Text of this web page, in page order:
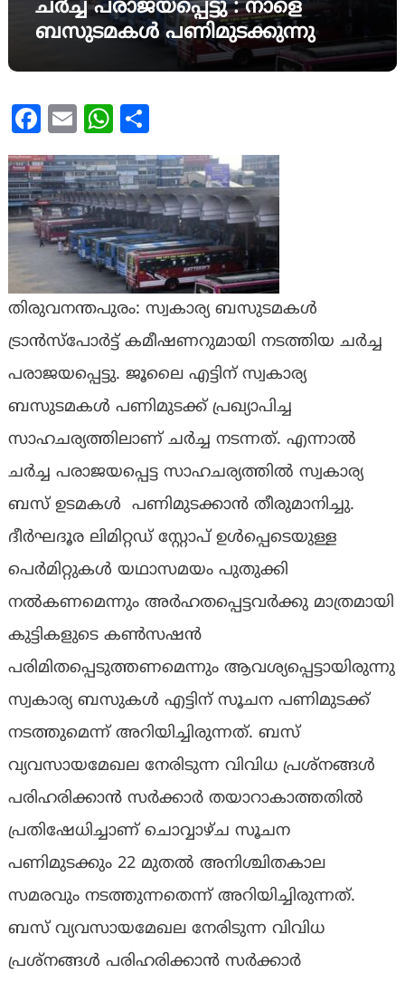
ചർച്ച പരാജയപ്പെട്ടു : നാളെ
ബസുടമകൾ പണിമുടക്കുന്നു
Facebook
Email WhatsApp
തിരുവനന്തപുരം: സ്വകാര്യ ബസുടമകൾ
ട്രാൻസ്പോർട്ട് കമീഷണറുമായി നടത്തിയ ചർച്ച
പരാജയപ്പെട്ടു. ജൂലൈ എട്ടിന് സ്വകാര്യ
ബസുടമകൾ പണിമുടക്ക് പ്രഖ്യാപിച്ച
സാഹചര്യത്തിലാണ് ചർച്ച നടന്നത്. എന്നാൽ
ചർച്ച പരാജയപ്പെട്ട സാഹചര്യത്തിൽ സ്വകാര്യ
ബസ് ഉടമകൾ പണിമുടക്കാൻ തീരുമാനിച്ചു.
ദീർഘദൂര ലിമിറ്റഡ് സ്റ്റോപ് ഉൾപ്പെടെയുള്ള
പെർമിറ്റുകൾ യഥാസമയം പുതുക്കി
നൽകണമെന്നും അർഹതപ്പെട്ടവർക്കു മാത്രമായി
കുട്ടികളുടെ കൺസഷൻ
പരിമിതപ്പെടുത്തണമെന്നും ആവശ്യപ്പെട്ടായിരുന്നു
സ്വകാര്യ ബസുകൾ എട്ടിന് സൂചന പണിമുടക്ക്
നടത്തുമെന്ന് അറിയിച്ചിരുന്നത്. ബസ്
വ്യവസായമേഖല നേരിടുന്ന വിവിധ പ്രശ്നങ്ങൾ
പരിഹരിക്കാൻ സർക്കാർ തയാറാകാത്തതിൽ
പ്രതിഷേധിച്ചാണ് ചൊവ്വാഴ്ച സൂചന
പണിമുടക്കും 22 മുതൽ അനിശ്ചിതകാല
സമരവും നടത്തുന്നതെന്ന് അറിയിച്ചിരുന്നത്.
ബസ് വ്യവസായമേഖല നേരിടുന്ന വിവിധ
പ്രശ്നങ്ങൾ പരിഹരിക്കാൻ സർക്കാർ